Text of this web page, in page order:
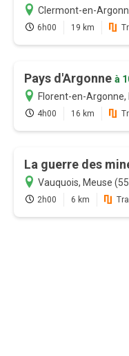
Clermont-en-
6h00 19 km
Pays d'Argonne à
Florent-en-Argonne,
4h00 16 km
La guerre des
Vauquois, Meuse
2h00 6 km
Profitez au
avec l'abonnement
Mode
Accès